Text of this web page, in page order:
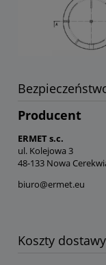
Producent
ERMET s.c.
ul. Kolejowa 3
48-133 Nowa
biuro@ermet.eu
Koszty dostawy
Cena nie zawiera